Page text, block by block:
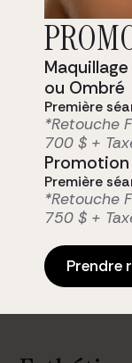
ou Ombré
Première
*Retouche
700 $ +
Promotion
Première
*Retouche
750 $ +
Prendre